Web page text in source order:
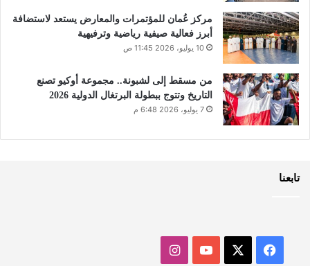
مركز عُمان للمؤتمرات والمعارض يستعد لاستضافة
أبرز فعالية صيفية رياضية وترفيهية
10 يوليو، 2026 11:45 ص
من مسقط إلى لشبونة.. مجموعة أوكيو تصنع
التاريخ وتتوج ببطولة البرتغال الدولية 2026
7 يوليو، 2026 6:48 م
تابعنا
فيسبوك ‫YouTubeانستقرام